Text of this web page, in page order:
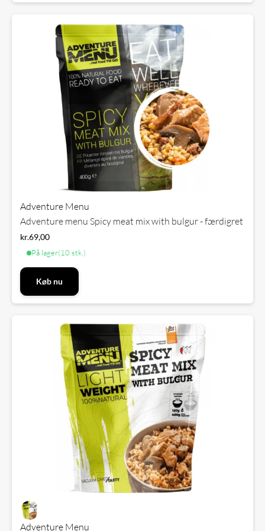
Adventure Menu
Adventure menu Spicy meat mix with bulgur - færdigret
kr.69,00
På lager(10 stk.)
Køb nu
Adventure Menu